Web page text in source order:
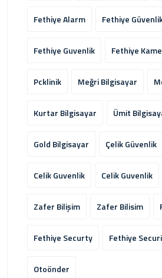
Fethiye Alarm Fethiye
Fethiye Guvenlik Fethiye
Pcklinik Meğri Bilgisayar
Kurtar Bilgisayar Ümit
Gold Bilgisayar Çelik Güvenlik
Celik Guvenlik Celik Guvenlik
Zafer Bilişim Zafer Bilisim
Fethiye Securty Fethiye
Otoönder